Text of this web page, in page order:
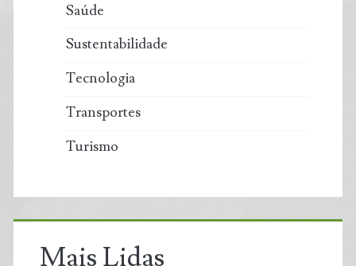
Saúde
Sustentabilidade
Tecnologia
Transportes
Turismo
Mais Lidas